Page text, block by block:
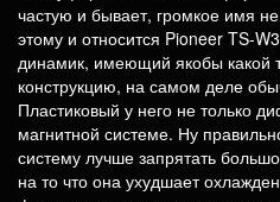
частую и бывает, громкое имя
этому и относится Pioneer TS-
динамик, имеющий якобы какой
конструкцию, на самом деле
Пластиковый у него не только
магнитной системе. Ну
систему лучше запрятать
на то что она ухудшает